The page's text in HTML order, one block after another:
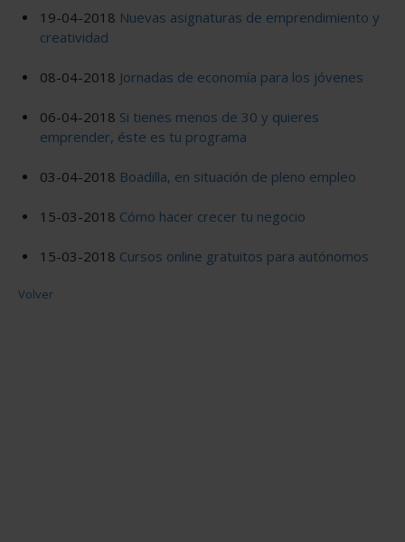
19-04-2018 Nuevas asignaturas de emprendimiento y
creatividad
08-04-2018 Jornadas de economía para los jóvenes
06-04-2018 Si tienes menos de 30 y quieres
emprender, éste es tu programa
03-04-2018 Boadilla, en situación de pleno empleo
15-03-2018 Cómo hacer crecer tu negocio
15-03-2018 Cursos online gratuitos para autónomos
Volver